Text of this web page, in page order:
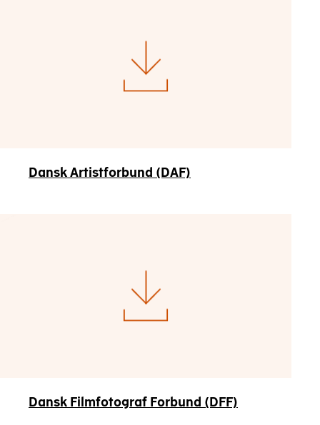
Dansk Artistforbund (DAF)
Dansk Filmfotograf Forbund (DFF)